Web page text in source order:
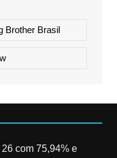
Brother Brasil
com 75,94% e